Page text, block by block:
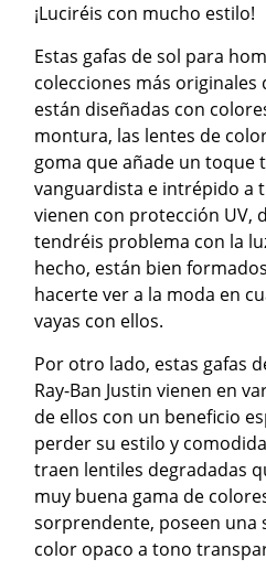
¡Luciréis con mucho estilo!
Estas gafas de sol para
colecciones más originales
están diseñadas con
montura, las lentes de
goma que añade un toque
vanguardista e intrépido a
vienen con protección UV,
tendréis problema con la
hecho, están bien
hacerte ver a la moda en
vayas con ellos.
Por otro lado, estas gafas
Ray-Ban Justin vienen en
de ellos con un beneficio
perder su estilo y
traen lentiles degradadas
muy buena gama de
sorprendente, poseen una
color opaco a tono